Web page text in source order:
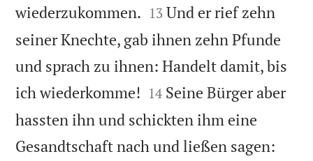
wiederzukommen. 

13 Und er rief zehn
seiner Knechte, gab ihnen zehn Pfunde
und sprach zu ihnen: Handelt damit, bis
ich wiederkomme! 

14 Seine Bürger aber
hassten ihn und schickten ihm eine
Gesandtschaft nach und ließen sagen: